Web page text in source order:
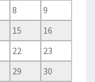
8
9
15
16
22
23
29
30